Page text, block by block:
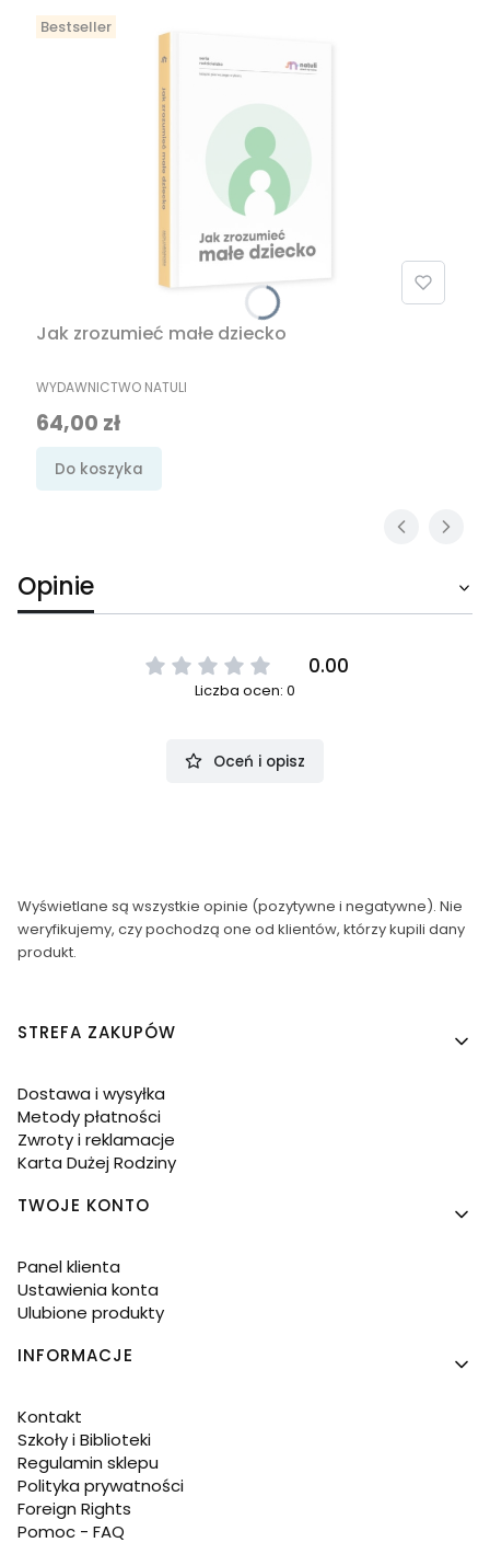
Bestseller
Jak zrozumieć małe dziecko
PRODUCENT
WYDAWNICTWO NATULI
Cena
64,00 zł
Do koszyka
Opinie
0.00
Liczba ocen: 0
Oceń i opisz
Wyświetlane są wszystkie opinie (pozytywne i negatywne). Nie
weryfikujemy, czy pochodzą one od klientów, którzy kupili dany
produkt.
Linki w stopce
STREFA ZAKUPÓW
Dostawa i wysyłka
Metody płatności
Zwroty i reklamacje
Karta Dużej Rodziny
TWOJE KONTO
Panel klienta
Ustawienia konta
Ulubione produkty
INFORMACJE
Kontakt
Szkoły i Biblioteki
Regulamin sklepu
Polityka prywatności
Foreign Rights
Pomoc - FAQ